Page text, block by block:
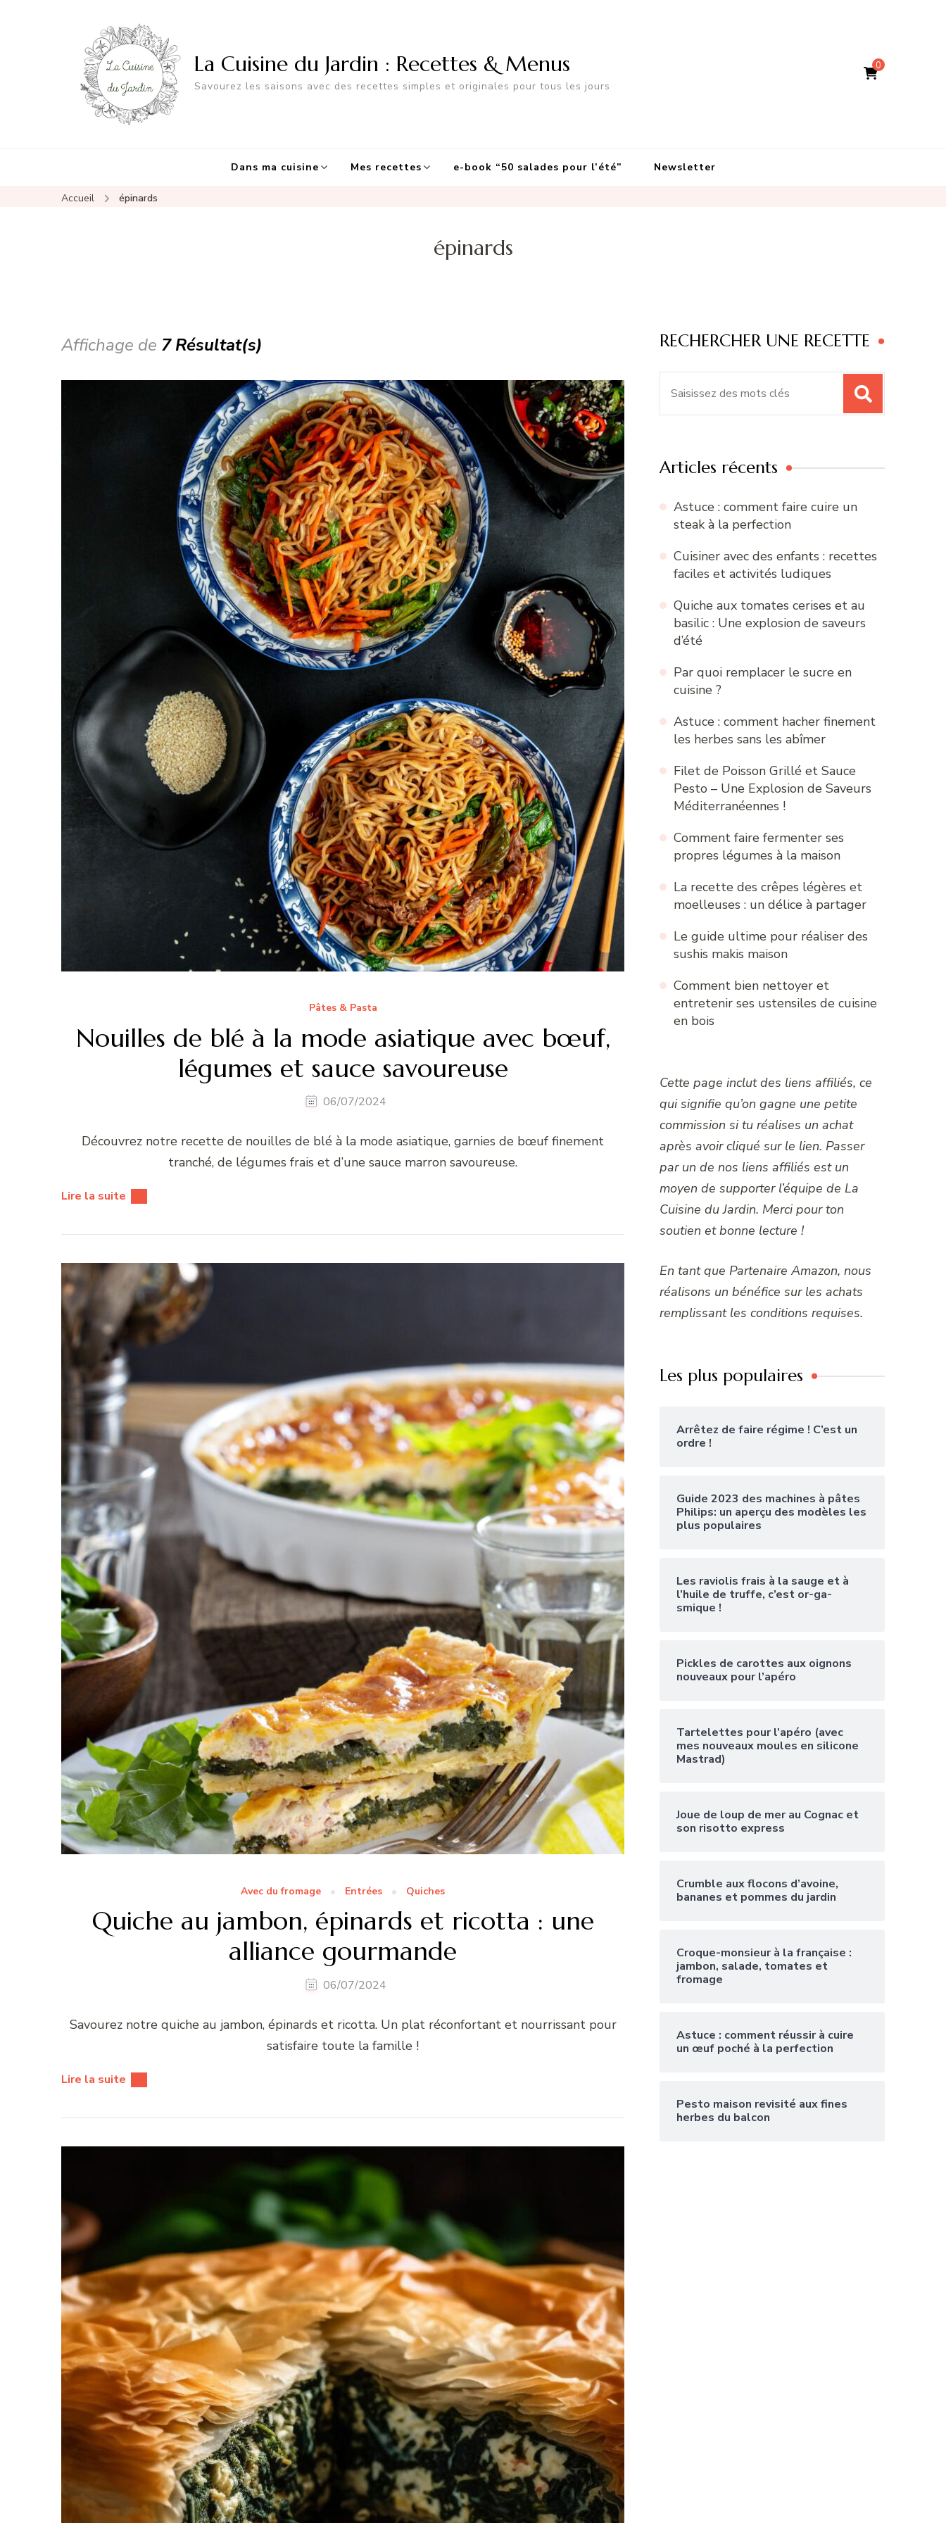
0
La Cuisine du Jardin : Recettes & Menus
Savourez les saisons avec des recettes simples et originales pour tous les jours
Dans ma cuisine Mes recettes e-book “50 salades pour l’été” Newsletter
Accueil épinards
épinards
Affichage de 7 Résultat(s)
Pâtes & Pasta
Nouilles de blé à la mode asiatique avec bœuf,
légumes et sauce savoureuse
06/07/2024
Découvrez notre recette de nouilles de blé à la mode asiatique, garnies de bœuf finement
tranché, de légumes frais et d’une sauce marron savoureuse.
Lire la suite
Avec du fromage Entrées Quiches
Quiche au jambon, épinards et ricotta : une
alliance gourmande
06/07/2024
Savourez notre quiche au jambon, épinards et ricotta. Un plat réconfortant et nourrissant pour
satisfaire toute la famille !
Lire la suite
RECHERCHER UNE RECETTE
Articles récents
Astuce : comment faire cuire un
steak à la perfection
Cuisiner avec des enfants : recettes
faciles et activités ludiques
Quiche aux tomates cerises et au
basilic : Une explosion de saveurs
d’été
Par quoi remplacer le sucre en
cuisine ?
Astuce : comment hacher finement
les herbes sans les abîmer
Filet de Poisson Grillé et Sauce
Pesto – Une Explosion de Saveurs
Méditerranéennes !
Comment faire fermenter ses
propres légumes à la maison
La recette des crêpes légères et
moelleuses : un délice à partager
Le guide ultime pour réaliser des
sushis makis maison
Comment bien nettoyer et
entretenir ses ustensiles de cuisine
en bois
Cette page inclut des liens affiliés, ce
qui signifie qu’on gagne une petite
commission si tu réalises un achat
après avoir cliqué sur le lien. Passer
par un de nos liens affiliés est un
moyen de supporter l’équipe de La
Cuisine du Jardin. Merci pour ton
soutien et bonne lecture !
En tant que Partenaire Amazon, nous
réalisons un bénéfice sur les achats
remplissant les conditions requises.
Les plus populaires
Arrêtez de faire régime ! C’est un
ordre !
Guide 2023 des machines à pâtes
Philips: un aperçu des modèles les
plus populaires
Les raviolis frais à la sauge et à
l’huile de truffe, c’est or-ga-
smique !
Pickles de carottes aux oignons
nouveaux pour l’apéro
Tartelettes pour l’apéro (avec
mes nouveaux moules en silicone
Mastrad)
Joue de loup de mer au Cognac et
son risotto express
Crumble aux flocons d’avoine,
bananes et pommes du jardin
Croque-monsieur à la française :
jambon, salade, tomates et
fromage
Astuce : comment réussir à cuire
un œuf poché à la perfection
Pesto maison revisité aux fines
herbes du balcon